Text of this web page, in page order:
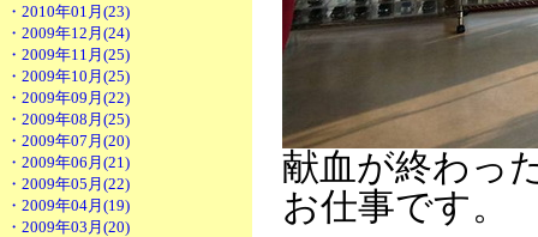
・2010年01月(23)
・2009年12月(24)
・2009年11月(25)
・2009年10月(25)
・2009年09月(22)
・2009年08月(25)
・2009年07月(20)
・2009年06月(21)
・2009年05月(22)
・2009年04月(19)
・2009年03月(20)
献血が終わっ
お仕事です。